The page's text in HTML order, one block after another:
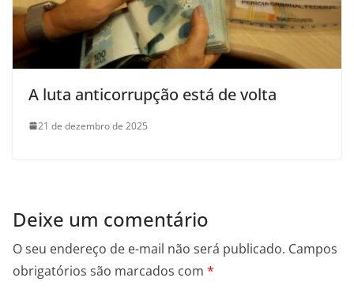
A luta anticorrupção está de volta
21 de dezembro de 2025
Deixe um comentário
O seu endereço de e-mail não será publicado. Campos
obrigatórios são marcados com *